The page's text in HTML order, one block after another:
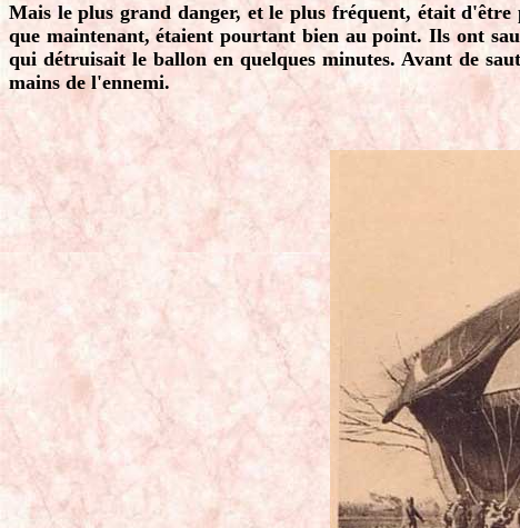
Mais le plus grand danger, et le plus fréquent, était
que maintenant, étaient pourtant bien au point. Ils ont
qui détruisait le ballon en quelques minutes. Avant de
mains de l'ennemi.